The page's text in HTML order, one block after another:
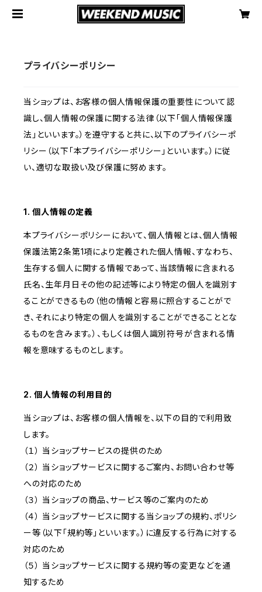
プライバシーポリシー
当ショップは、お客様の個人情報保護の重要性について認
識し、個人情報の保護に関する法律（以下「個人情報保護
法」といいます。）を遵守すると共に、以下のプライバシーポ
リシー（以下「本プライバシーポリシー」といいます。）に従
い、適切な取扱い及び保護に努めます。
1. 個人情報の定義
本プライバシーポリシーにおいて、個人情報とは、個人情報
保護法第2条第1項により定義された個人情報、すなわち、
生存する個人に関する情報であって、当該情報に含まれる
氏名、生年月日その他の記述等により特定の個人を識別す
ることができるもの（他の情報と容易に照合することがで
き、それにより特定の個人を識別することができることとな
るものを含みます。）、もしくは個人識別符号が含まれる情
報を意味するものとします。
2. 個人情報の利用目的
当ショップは、お客様の個人情報を、以下の目的で利用致
します。
（１） 当ショップサービスの提供のため
（２） 当ショップサービスに関するご案内、お問い合わせ等
への対応のため
（３） 当ショップの商品、サービス等のご案内のため
（４） 当ショップサービスに関する当ショップの規約、ポリシ
ー等（以下「規約等」といいます。）に違反する行為に対する
対応のため
（５） 当ショップサービスに関する規約等の変更などを通
知するため